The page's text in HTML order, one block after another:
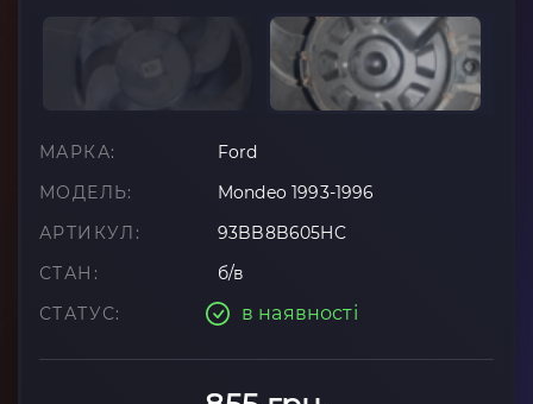
МАРКА:
Ford
МОДЕЛЬ:
Mondeo 1993-1996
АРТИКУЛ:
93BB8B605HC
СТАН:
б/в
СТАТУС:
в наявності